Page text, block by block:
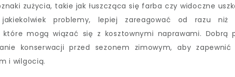
zużycia, takie jak łuszcząca się farba czy widoczne
jakiekolwiek problemy, lepiej zareagować od razu niż
które mogą wiązać się z kosztownymi naprawami. Dobrą
konserwacji przed sezonem zimowym, aby
i wilgocią.